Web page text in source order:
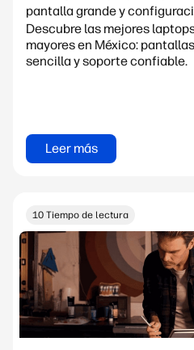
pantalla grande y
Descubre las mejores
mayores en México:
sencilla y soporte confiable.
Leer más
10 Tiempo de lectura